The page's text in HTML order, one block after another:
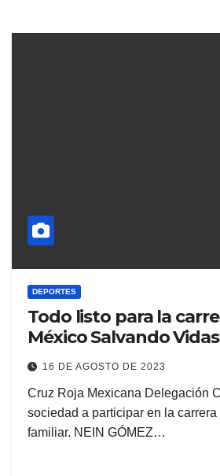
DEPORTES
Todo listo para la
México Salvando Vidas
16 DE AGOSTO DE 2023
Cruz Roja Mexicana Delegación
sociedad a participar en la
familiar. NEIN GÓMEZ…